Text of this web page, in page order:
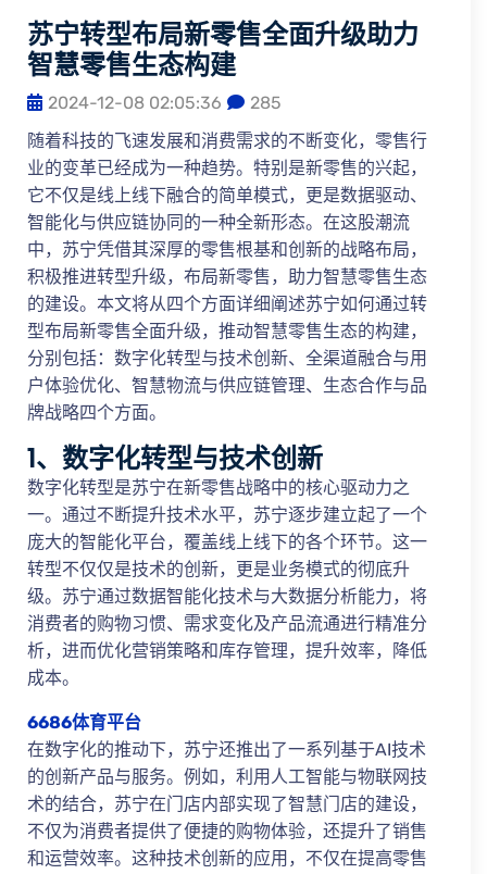
苏宁转型布局新零售全面升级助力
智慧零售生态构建
2024-12-08 02:05:36
285
随着科技的飞速发展和消费需求的不断变化，零售行
业的变革已经成为一种趋势。特别是新零售的兴起，
它不仅是线上线下融合的简单模式，更是数据驱动、
智能化与供应链协同的一种全新形态。在这股潮流
中，苏宁凭借其深厚的零售根基和创新的战略布局，
积极推进转型升级，布局新零售，助力智慧零售生态
的建设。本文将从四个方面详细阐述苏宁如何通过转
型布局新零售全面升级，推动智慧零售生态的构建，
分别包括：数字化转型与技术创新、全渠道融合与用
户体验优化、智慧物流与供应链管理、生态合作与品
牌战略四个方面。
1、数字化转型与技术创新
数字化转型是苏宁在新零售战略中的核心驱动力之
一。通过不断提升技术水平，苏宁逐步建立起了一个
庞大的智能化平台，覆盖线上线下的各个环节。这一
转型不仅仅是技术的创新，更是业务模式的彻底升
级。苏宁通过数据智能化技术与大数据分析能力，将
消费者的购物习惯、需求变化及产品流通进行精准分
析，进而优化营销策略和库存管理，提升效率，降低
成本。
6686体育平台
在数字化的推动下，苏宁还推出了一系列基于AI技术
的创新产品与服务。例如，利用人工智能与物联网技
术的结合，苏宁在门店内部实现了智慧门店的建设，
不仅为消费者提供了便捷的购物体验，还提升了销售
和运营效率。这种技术创新的应用，不仅在提高零售